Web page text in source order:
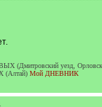
уезд,
(Алтай) Мой ДНЕВНИК